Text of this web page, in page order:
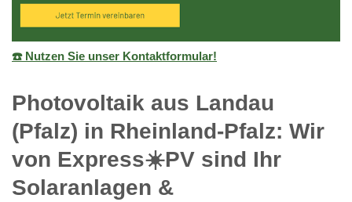
☎️ Nutzen Sie unser Kontaktformular!
Photovoltaik aus Landau
(Pfalz) in Rheinland-Pfalz: Wir
von Express☀️PV️ sind Ihr
Solaranlagen &